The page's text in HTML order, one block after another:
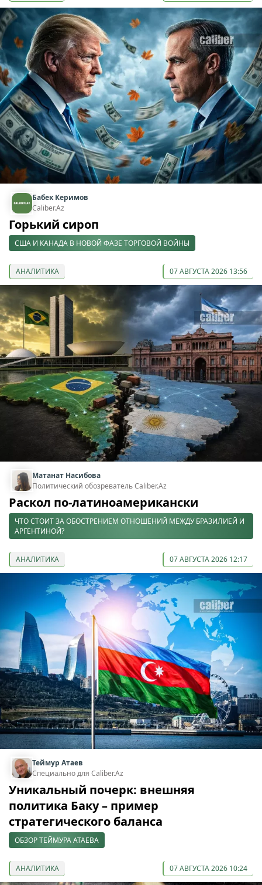
Бабек Керимов
Caliber.Az
Горький сироп
США И КАНАДА В НОВОЙ ФАЗЕ ТОРГОВОЙ ВОЙНЫ
АНАЛИТИКА 07 АВГУСТА 2026 13:56
Матанат Насибова
Политический обозреватель Caliber.Az
Раскол по-латиноамерикански
ЧТО СТОИТ ЗА ОБОСТРЕНИЕМ ОТНОШЕНИЙ МЕЖДУ БРАЗИЛИЕЙ И
АРГЕНТИНОЙ?
АНАЛИТИКА 07 АВГУСТА 2026 12:17
Теймур Атаев
Специально для Caliber.Az
Уникальный почерк: внешняя
политика Баку – пример
стратегического баланса
ОБЗОР ТЕЙМУРА АТАЕВА
АНАЛИТИКА 07 АВГУСТА 2026 10:24